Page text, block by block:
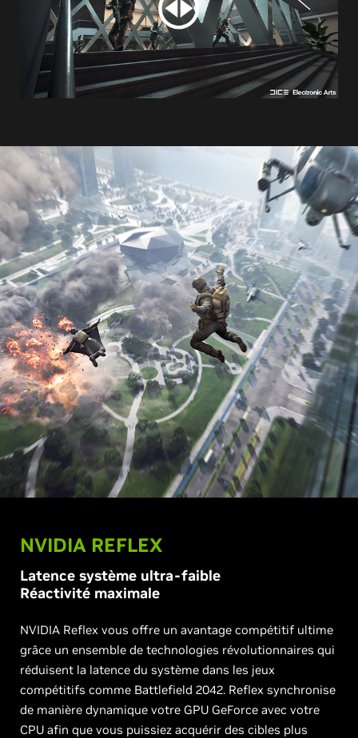
NVIDIA REFLEX
Latence système ultra-faible
Réactivité maximale
NVIDIA Reflex vous offre un avantage compétitif ultime
grâce un ensemble de technologies révolutionnaires qui
réduisent la latence du système dans les jeux
compétitifs comme Battlefield 2042. Reflex synchronise
de manière dynamique votre GPU GeForce avec votre
CPU afin que vous puissiez acquérir des cibles plus